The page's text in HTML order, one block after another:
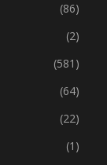
(86)
(2)
(581)
(64)
(22)
(1)